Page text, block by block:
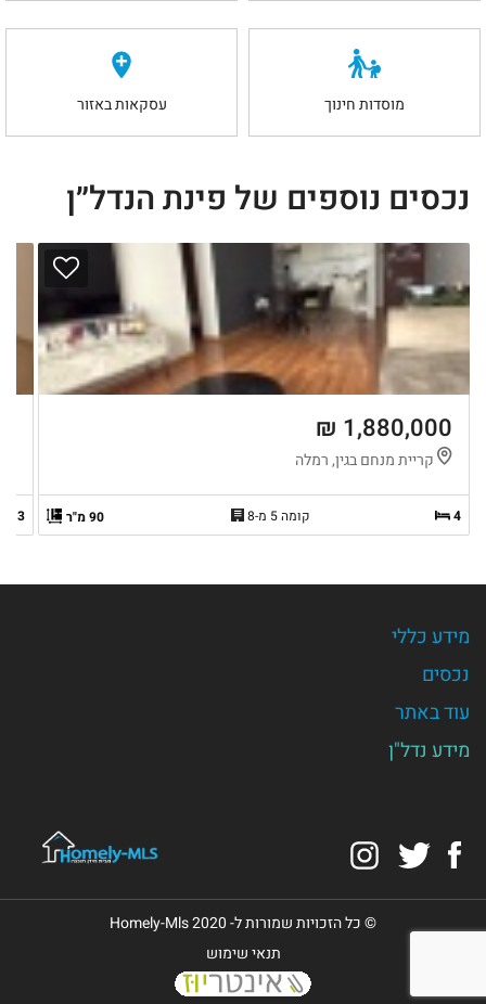
מוסדות חינוך עסקאות באזור
נכסים נוספים של פינת הנדל״ן
1,880,000 ₪
קריית מנחם בגין, רמלה
4 קומה 5 מ-8 90 מ"ר 3
מידע כללי
נכסים
עוד באתר
מידע נדל"ן
Facebook
Twitter
© כל הזכויות שמורות ל- Homely-Mls 2020
תנאי שימוש